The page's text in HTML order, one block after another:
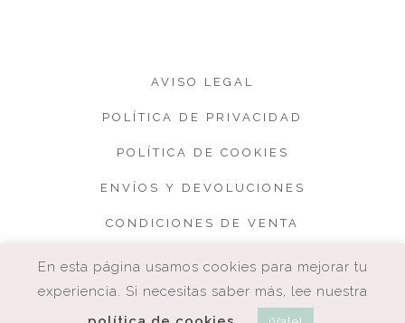
AVISO LEGAL
POLÍTICA DE PRIVACIDAD
POLÍTICA DE COOKIES
ENVÍOS Y DEVOLUCIONES
CONDICIONES DE VENTA
En esta página usamos cookies para mejorar tu
experiencia. Si necesitas saber más, lee nuestra